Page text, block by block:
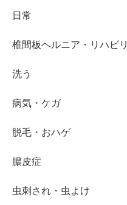
日常
椎間板ヘルニア・リハビリ
洗う
病気・ケガ
脱毛・おハゲ
膿皮症
虫刺され・虫よけ